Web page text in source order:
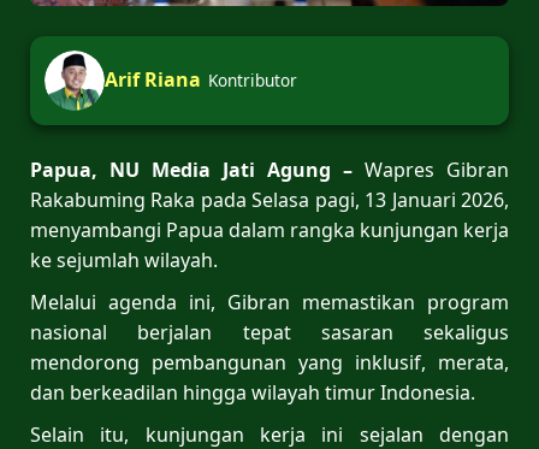
Arif Riana Kontributor
Papua, NU Media Jati Agung – Wapres Gibran
Rakabuming Raka pada Selasa pagi, 13 Januari 2026,
menyambangi Papua dalam rangka kunjungan kerja
ke sejumlah wilayah.
Melalui agenda ini, Gibran memastikan program
nasional berjalan tepat sasaran sekaligus
mendorong pembangunan yang inklusif, merata,
dan berkeadilan hingga wilayah timur Indonesia.
Selain itu, kunjungan kerja ini sejalan dengan